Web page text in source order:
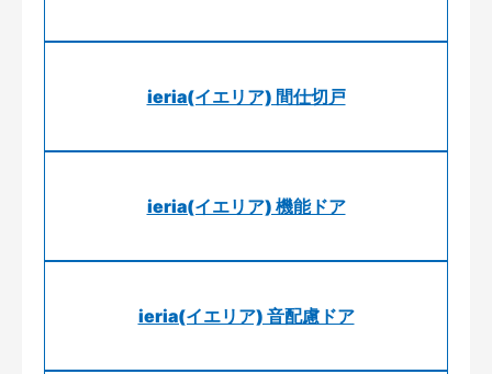
ieria(イエリア) 間仕切戸
ieria(イエリア) 機能ドア
ieria(イエリア) 音配慮ドア